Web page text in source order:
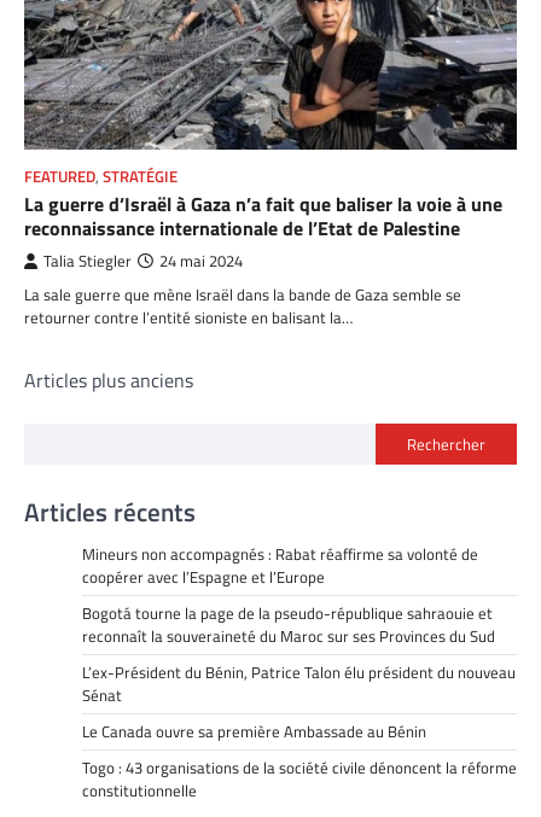
FEATURED, STRATÉGIE
La guerre d’Israël à Gaza n’a fait que baliser la voie à une
reconnaissance internationale de l’Etat de Palestine
Talia Stiegler 24 mai 2024
La sale guerre que mène Israël dans la bande de Gaza semble se
retourner contre l’entité sioniste en balisant la…
Navigation
Articles plus anciens
Rechercher
Articles récents
Mineurs non accompagnés : Rabat réaffirme sa volonté de
coopérer avec l’Espagne et l’Europe
Bogotá tourne la page de la pseudo-république sahraouie et
reconnaît la souveraineté du Maroc sur ses Provinces du Sud
L’ex-Président du Bénin, Patrice Talon élu président du nouveau
Sénat
Le Canada ouvre sa première Ambassade au Bénin
Togo : 43 organisations de la société civile dénoncent la réforme
constitutionnelle